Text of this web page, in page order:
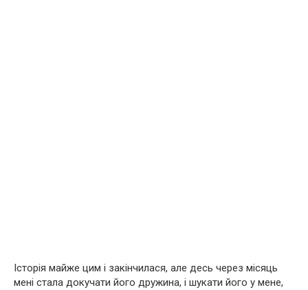
Історія майже цим і закінчилася, але десь через місяць
мені стала докучати його дружина, і шукати його у мене,